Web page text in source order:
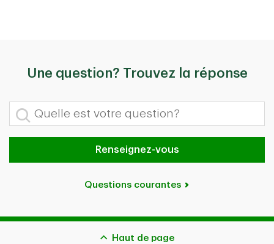
Une question? Trouvez la réponse
Quelle est votre question?
Renseignez-vous
Questions courantes
Haut de page